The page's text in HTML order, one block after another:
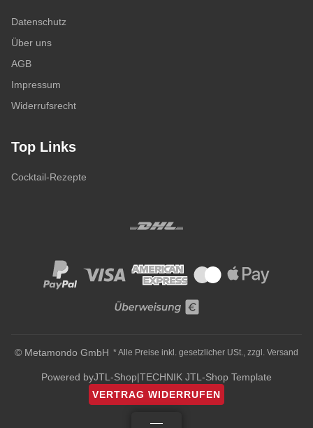
Datenschutz
Über uns
AGB
Impressum
Widerrufsrecht
Top Links
Cocktail-Rezepte
© Metamondo GmbH * Alle Preise inkl. gesetzlicher USt., zzgl. Versand
Powered byJTL-Shop|TECHNIK JTL-Shop Template
VERTRAG WIDERRUFEN